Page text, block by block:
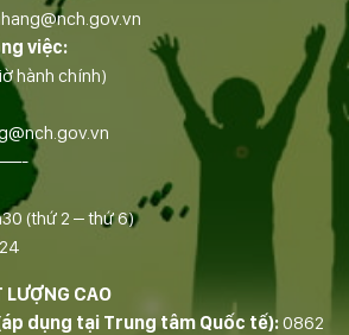
việc:
hành chính)
(thứ 2 – thứ 6)
LƯỢNG CAO
dụng tại Trung tâm Quốc tế):0862